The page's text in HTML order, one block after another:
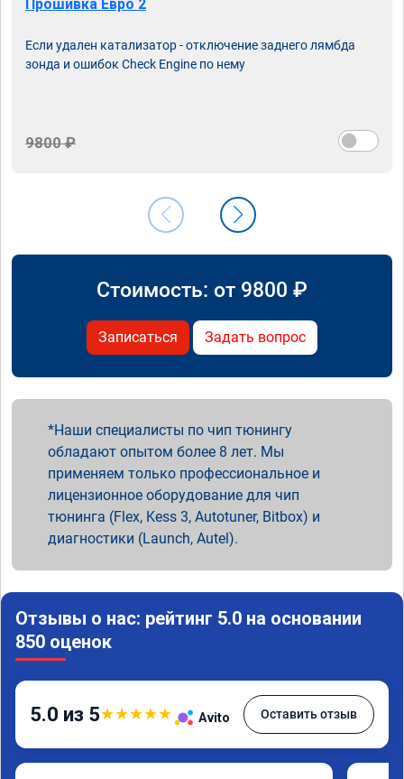
Прошивка Евро 2
Если удален катализатор - отключение заднего лямбда
зонда и ошибок Check Engine по нему
9800 ₽
Стоимость: от 9800 ₽
Записаться Задать вопрос
Наши специалисты по чип тюнингу
обладают опытом более 8 лет. Мы
применяем только профессиональное и
лицензионное оборудование для чип
тюнинга (Flex, Kess 3, Autotuner, Bitbox) и
диагностики (Launch, Autel).
Отзывы о нас: рейтинг 5.0 на основании
850 оценок
5.0 из 5★★★★★ Avito Оставить отзыв